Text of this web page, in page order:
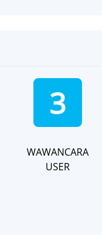
3
WAWANCARA
USER